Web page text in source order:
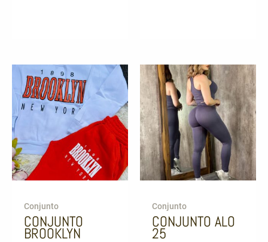
Conjunto
CONJUNTO
BROOKLYN
Conjunto
CONJUNTO ALO
25